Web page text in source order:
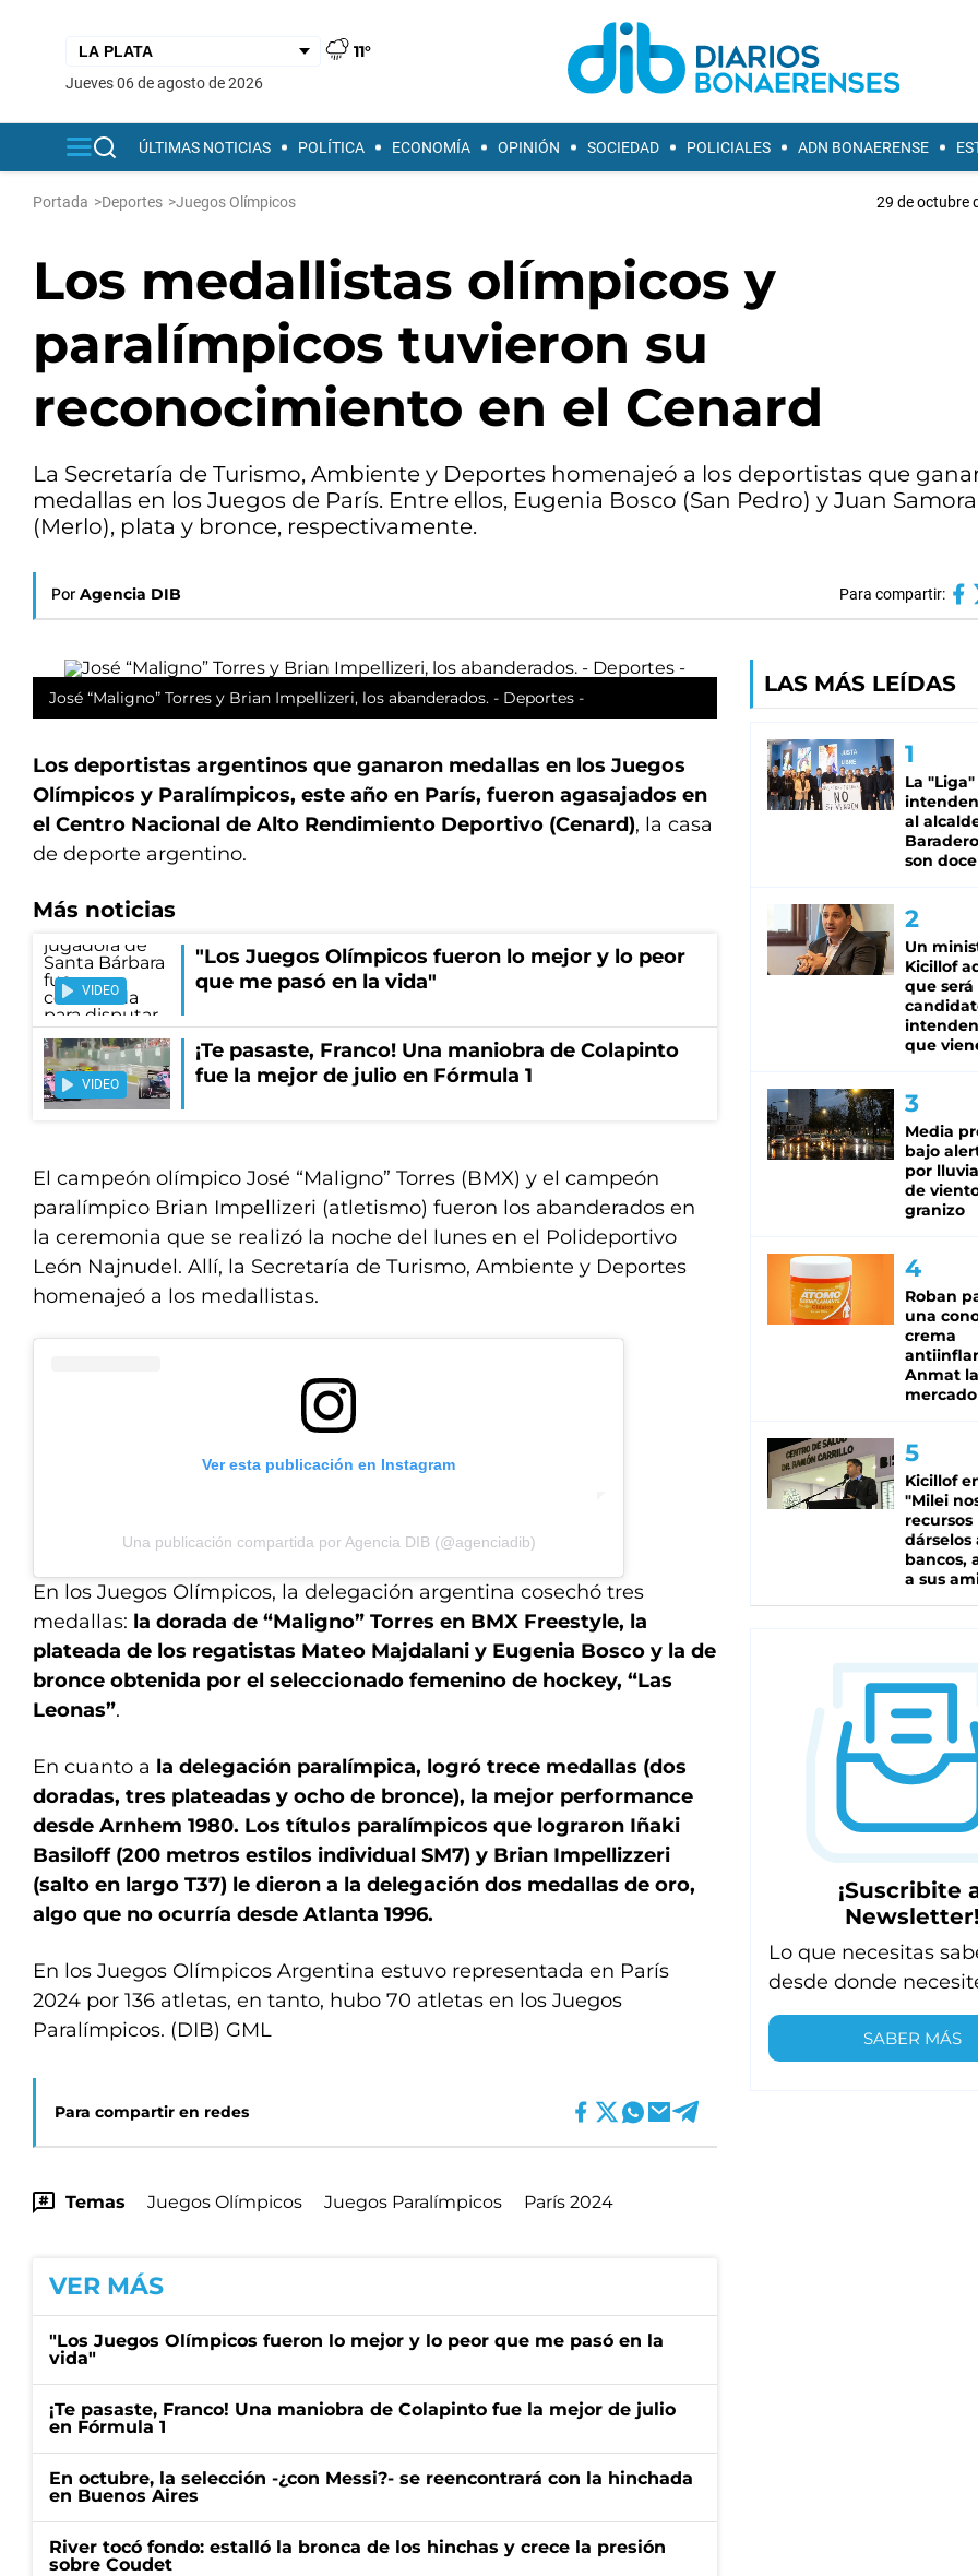
11°
jueves 06 de agosto de 2026
ÚLTIMAS NOTICIAS POLÍTICA ECONOMÍA OPINIÓN SOCIEDAD POLICIALES ADN BONAERENSE
Portada >Deportes >Juegos Olímpicos 29 de octubre
Los medallistas olímpicos y
paralímpicos tuvieron su
reconocimiento en el Cenard
La Secretaría de Turismo, Ambiente y Deportes homenajeó a los deportistas que
medallas en los Juegos de París. Entre ellos, Eugenia Bosco (San Pedro) y Juan
(Merlo), plata y bronce, respectivamente.
Por Agencia DIB Para compartir:
José “Maligno” Torres y Brian Impellizeri, los abanderados. - Deportes -
Los deportistas argentinos que ganaron medallas en los Juegos
Olímpicos y Paralímpicos, este año en París, fueron agasajados en
el Centro Nacional de Alto Rendimiento Deportivo (Cenard), la casa
de deporte argentino.
Más noticias
VIDEO
"Los Juegos Olímpicos fueron lo mejor y lo peor
que me pasó en la vida"
VIDEO
¡Te pasaste, Franco! Una maniobra de Colapinto
fue la mejor de julio en Fórmula 1
El campeón olímpico José “Maligno” Torres (BMX) y el campeón
paralímpico Brian Impellizeri (atletismo) fueron los abanderados en
la ceremonia que se realizó la noche del lunes en el Polideportivo
León Najnudel. Allí, la Secretaría de Turismo, Ambiente y Deportes
homenajeó a los medallistas.
Ver esta publicación en Instagram
Una publicación compartida por Agencia DIB (@agenciadib)
En los Juegos Olímpicos, la delegación argentina cosechó tres
medallas: la dorada de “Maligno” Torres en BMX Freestyle, la
plateada de los regatistas Mateo Majdalani y Eugenia Bosco y la de
bronce obtenida por el seleccionado femenino de hockey, “Las
Leonas”.
En cuanto a la delegación paralímpica, logró trece medallas (dos
doradas, tres plateadas y ocho de bronce), la mejor performance
desde Arnhem 1980. Los títulos paralímpicos que lograron Iñaki
Basiloff (200 metros estilos individual SM7) y Brian Impellizzeri
(salto en largo T37) le dieron a la delegación dos medallas de oro,
algo que no ocurría desde Atlanta 1996.
En los Juegos Olímpicos Argentina estuvo representada en París
2024 por 136 atletas, en tanto, hubo 70 atletas en los Juegos
Paralímpicos. (DIB) GML
Para compartir en redes
Temas Juegos Olímpicos Juegos Paralímpicos París 2024
VER MÁS
"Los Juegos Olímpicos fueron lo mejor y lo peor que me pasó en la
vida"
¡Te pasaste, Franco! Una maniobra de Colapinto fue la mejor de julio
en Fórmula 1
En octubre, la selección -¿con Messi?- se reencontrará con la hinchada
en Buenos Aires
River tocó fondo: estalló la bronca de los hinchas y crece la presión
sobre Coudet
LAS MÁS LEÍDAS
La
al
son doce
Un
Kicillof
que será
que
Media
bajo
por
de
granizo
Roban
una
crema
Anmat
mercado
Kicillof
"Milei
recursos
dárselos
bancos,
a sus
¡Suscribite
Lo que necesitas
desde donde
SABER MÁS